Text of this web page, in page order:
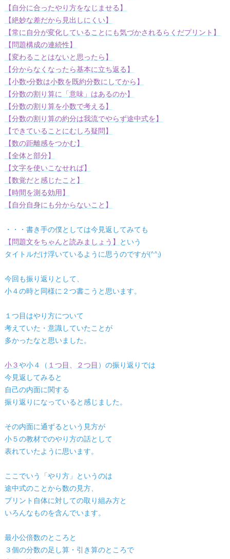
【自分に合ったやり方をなじませる】
【絶妙な差だから見出しにくい】
【常に自分が変化していることにも気づかされるらくだプリント】
【問題構成の連続性】
【変わることはないと思ったら】
【分からなくなったら基本に立ち返る】
【小数×分数は小数を既約分数にしてから】
【分数の割り算に「意味」はあるのか】
【分数の割り算を小数で考える】
【分数の割り算の約分は我流でやらず途中式を】
【できていることにむしろ疑問】
【数の距離感をつかむ】
【全体と部分】
【文字を使いこなせれば】
【数覚だと感じたこと】
【時間を測る効用】
【自分自身にも分からないこと】
・・・書き手の僕としては今見返してみても
【問題文をちゃんと読みましょう】という
タイトルだけ浮いているように思うのですが(^^;)
今回も振り返りとして、
小４の時と同様に２つ書こうと思います。
１つ目はやり方について
考えていた・意識していたことが
多かったなと思いました。
小３や小４（１つ目、 ２つ目）の振り返りでは
今見返してみると
自己の内面に関する
振り返りになっていると感じました。
その内面に通ずるという見方が
小５の教材でのやり方の話として
表れていたように思います。
ここでいう「やり方」というのは
途中式のことから数の見方、
プリント自体に対しての取り組み方と
いろんなものを含んでいます。
最小公倍数のところと
３個の分数の足し算・引き算のところで